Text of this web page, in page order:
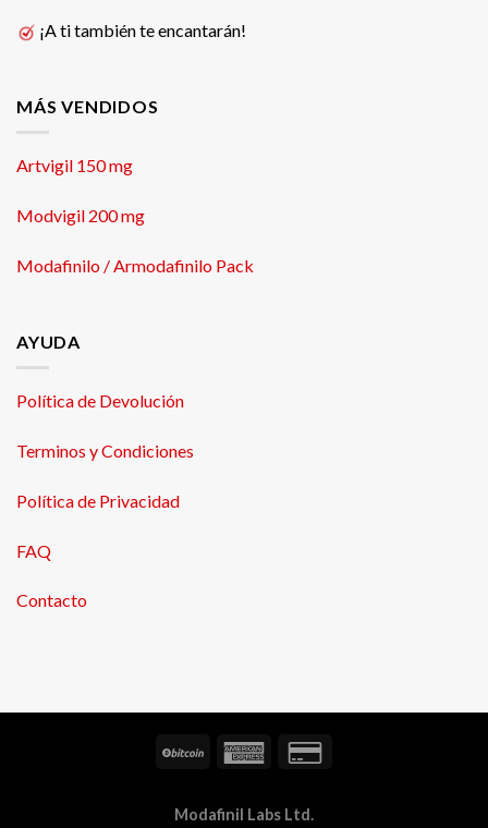
¡A ti también te encantarán!
MÁS VENDIDOS
Artvigil 150 mg
Modvigil 200 mg
Modafinilo / Armodafinilo Pack
AYUDA
Política de Devolución
Terminos y Condiciones
Política de Privacidad
FAQ
Contacto
Modafinil Labs Ltd.